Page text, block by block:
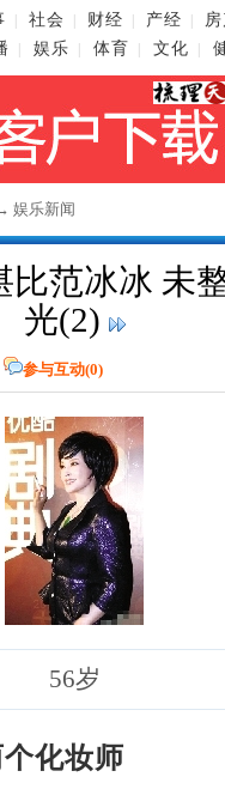
社会 财经 产经
娱乐 体育 文化
娱乐新闻
范冰冰 未
光(2)
参与互动(0)
56岁
化妆师